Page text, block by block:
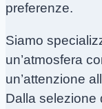
preferenze.
Siamo
un’atmosfera
un’attenzione
Dalla selezione